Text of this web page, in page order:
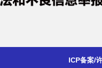
ICP备案/